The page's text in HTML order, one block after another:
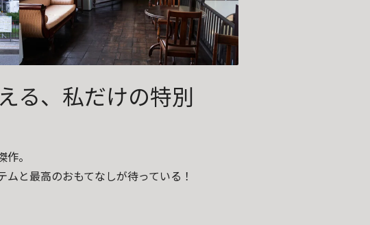
る、私だけの特別
。
と最高のおもてなしが待っている！